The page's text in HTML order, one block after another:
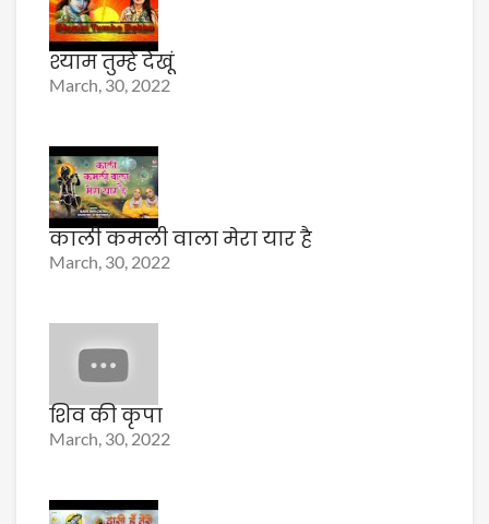
श्याम तुम्हे देखूं
March, 30, 2022
काली कमली वाला मेरा यार है
March, 30, 2022
शिव की कृपा
March, 30, 2022